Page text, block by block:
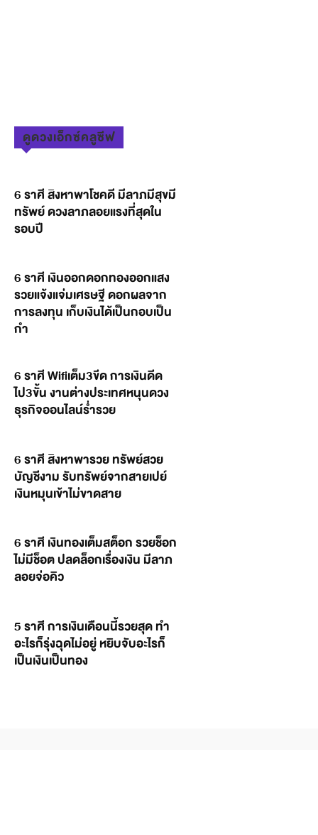
ดูดวงเอ็กซ์คลูซีฟ
6 ราศี สิงหาพาโชคดี มีลาภมีสุขมี
ทรัพย์ ดวงลาภลอยแรงที่สุดใน
รอบปี
6 ราศี เงินออกดอกทองออกแสง
รวยแจ้งแจ่มเศรษฐี ดอกผลจาก
การลงทุน เก็บเงินได้เป็นกอบเป็น
กำ
6 ราศี Wifiเต็ม3ขีด การเงินดีด
ไป3ขั้น งานต่างประเทศหนุนดวง
ธุรกิจออนไลน์ร่ำรวย
6 ราศี สิงหาพารวย ทรัพย์สวย
บัญชีงาม รับทรัพย์จากสายเปย์
เงินหมุนเข้าไม่ขาดสาย
6 ราศี เงินทองเต็มสต็อก รวยช็อก
ไม่มีช็อต ปลดล็อกเรื่องเงิน มีลาภ
ลอยจ่อคิว
5 ราศี การเงินเดือนนี้รวยสุด ทำ
อะไรก็รุ่งฉุดไม่อยู่ หยิบจับอะไรก็
เป็นเงินเป็นทอง